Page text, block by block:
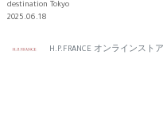
destination Tokyo
2025.06.18
H.P.FRANCE オンラインストア